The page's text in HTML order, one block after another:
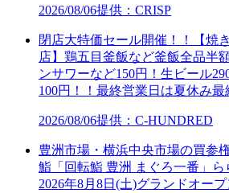
2026/08/06提供：CRISP
閉店大特価セール開催！！【焼
店】鶏五目釜飯など釜飯全品半
ンサワーなど150円！生ビール
100円！！最終営業日は夏休み
2026/08/06提供：C-HUNDRED
豊洲市場・横浜中央市場の買参
鮨「回転鮨 豊洲 まぐろ一番」
2026年8月8日(土)グランドオープ